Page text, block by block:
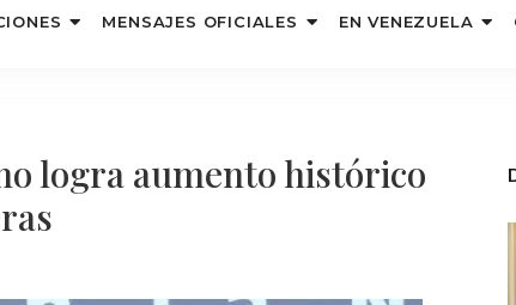
MENSAJES OFICIALES EN VENEZUELA
logra aumento histórico